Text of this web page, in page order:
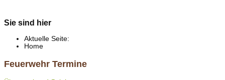
Sie sind hier
Aktuelle Seite:
Home
Feuerwehr Termine